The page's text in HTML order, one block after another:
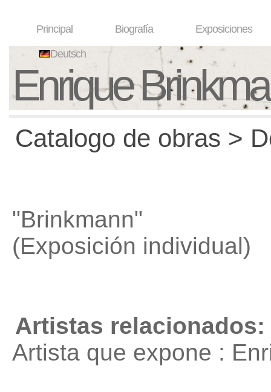
Principal Biografía Exposiciones
Deutsch
Enrique
Catalogo de obras >
"Brinkmann"
(Exposición individual)
Artistas relacionados:
Artista que expone :